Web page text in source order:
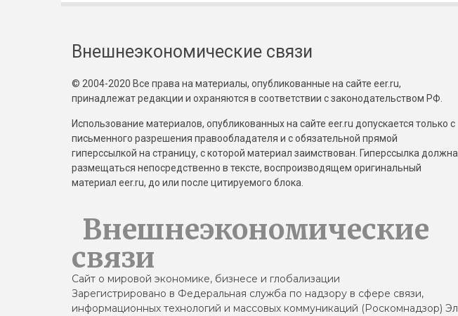
Внешнеэкономические связи
© 2004-2020 Все права на материалы, опубликованные на сайте eer.ru,
принадлежат редакции и охраняются в соответствии с законодательством РФ.
Использование материалов, опубликованных на сайте eer.ru допускается только с
письменного разрешения правообладателя и с обязательной прямой
гиперссылкой на страницу, с которой материал заимствован. Гиперссылка должна
размещаться непосредственно в тексте, воспроизводящем оригинальный
материал eer.ru, до или после цитируемого блока.
Внешнеэкономические
связи
Сайт о мировой экономике, бизнесе и глобализации
Зарегистрировано в Федеральная служба по надзору в сфере связи,
информационных технологий и массовых коммуникаций (Роскомнадзор) Эл